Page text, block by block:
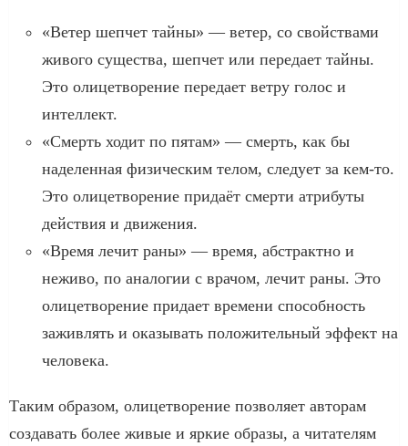
«Ветер шепчет тайны» — ветер, со свойствами
живого существа, шепчет или передает тайны.
Это олицетворение передает ветру голос и
интеллект.
«Смерть ходит по пятам» — смерть, как бы
наделенная физическим телом, следует за кем-то.
Это олицетворение придаёт смерти атрибуты
действия и движения.
«Время лечит раны» — время, абстрактно и
неживо, по аналогии с врачом, лечит раны. Это
олицетворение придает времени способность
заживлять и оказывать положительный эффект на
человека.
Таким образом, олицетворение позволяет авторам
создавать более живые и яркие образы, а читателям